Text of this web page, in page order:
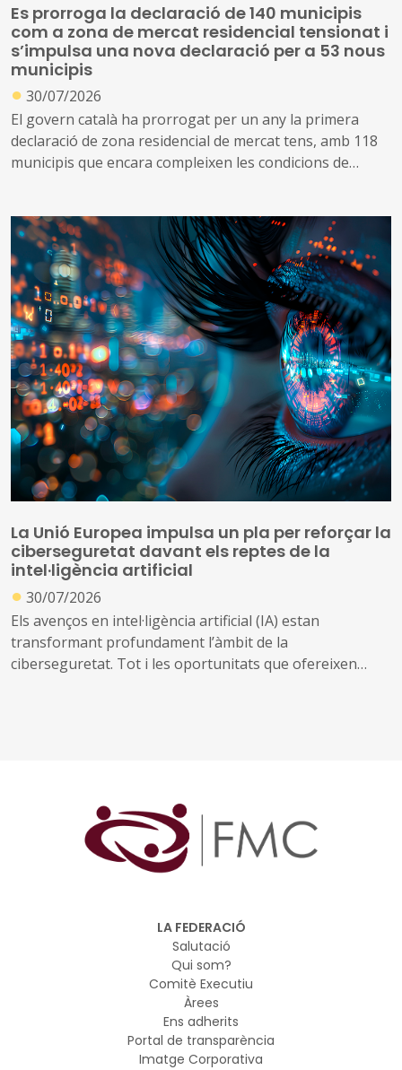
Es prorroga la declaració de 140 municipis
com a zona de mercat residencial tensionat i
s’impulsa una nova declaració per a 53 nous
municipis
● 30/07/2026
El govern català ha prorrogat per un any la primera
declaració de zona residencial de mercat tens, amb 118
municipis que encara compleixen les condicions de
A més, impulsa una nova declaració que inclou altres 53
municipis que no es consideraven de mercat tens, però
que s’ha identificat que ara compleixen les condicions
per aplicar el topall de preus
La Unió Europea impulsa un pla per reforçar la
ciberseguretat davant els reptes de la
intel·ligència artificial
● 30/07/2026
Els avenços en intel·ligència artificial (IA) estan
transformant profundament l’àmbit de la
ciberseguretat. Tot i les oportunitats que ofereixen
presentat el Pla d'Acció sobre Ciberseguretat i IA, una
iniciativa que mobilitzarà els estats membres, la
indústria i diferents organitzacions europees per
reforçar la seguretat digital de la Unió. El pla es basa en
vol garantir que els nous models d’IA es desenvolupin i
s’utilitzin de manera segura
LA FEDERACIÓ
Salutació
Qui som?
Comitè Executiu
Àrees
Ens adherits
Portal de transparència
Imatge Corporativa